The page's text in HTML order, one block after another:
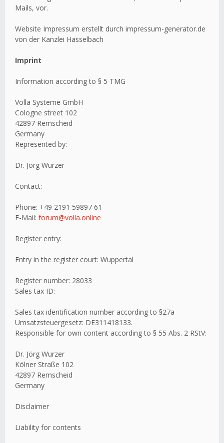
Mails, vor.
Website Impressum erstellt durch impressum-generator.de
von der Kanzlei Hasselbach
Imprint
Information according to § 5 TMG
Volla Systeme GmbH
Cologne street 102
42897 Remscheid
Germany
Represented by:
Dr. Jörg Wurzer
Contact:
Phone: +49 2191 59897 61
E-Mail: forum@volla.online
Register entry:
Entry in the register court: Wuppertal
Register number: 28033
Sales tax ID:
Sales tax identification number according to §27a
Umsatzsteuergesetz: DE311418133.
Responsible for own content according to § 55 Abs. 2 RStV:
Dr. Jörg Wurzer
Kölner Straße 102
42897 Remscheid
Germany
Disclaimer
Liability for contents